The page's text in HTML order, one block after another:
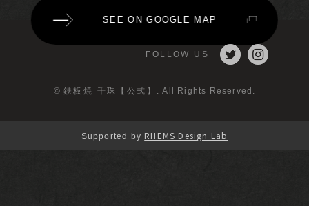
SEE ON GOOGLE MAP
© 鉄板焼 千珠【公式】 . All Rights Reserved.
FOLLOW US
Supported by RHEMS Design Lab